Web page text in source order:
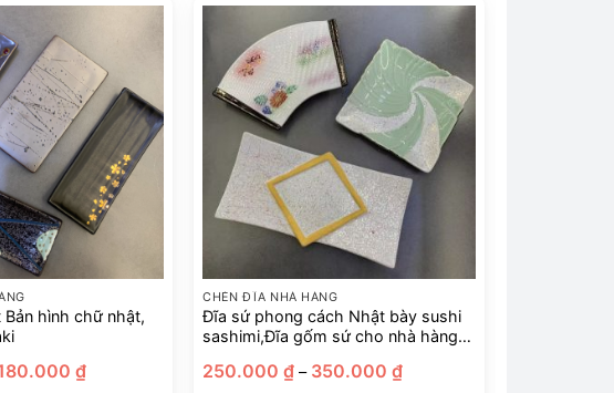
hình chữ nhật,
₫Khoảng
giá:
CHÉN ĐĨA NHÀ HÀNG
Đĩa sứ phong cách Nhật bày sushi
sashimi,Đĩa gốm sứ cho nhà hàng,
250.000₫ – 350.000₫Khoảng